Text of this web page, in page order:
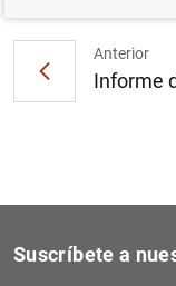
Anterior
Informe
Suscríbete a